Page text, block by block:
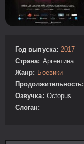
Год выпуска: 2017
Страна: Аргентина
Жанр: Боевики
Продолжительность:
Озвучка: Octopus
Слоган: —